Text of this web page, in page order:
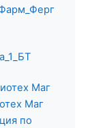
Маг
Маг
по